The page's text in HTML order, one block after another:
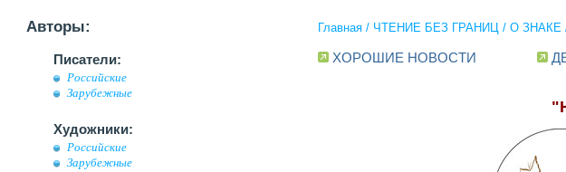
Авторы:
Писатели:
Российские
Зарубежные
Художники:
Российские
Зарубежные
Главная / ЧТЕНИЕ БЕЗ ГРАНИЦ / О ЗНАКЕ
ХОРОШИЕ НОВОСТИ